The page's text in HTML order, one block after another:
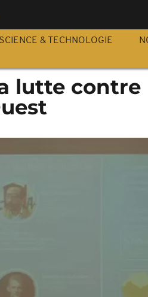
SCIENCE & TECHNOLOGIE
lutte